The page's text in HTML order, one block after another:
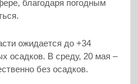
благодаря погодным
ожидается до +34
осадков. В среду, 20 мая –
без осадков.